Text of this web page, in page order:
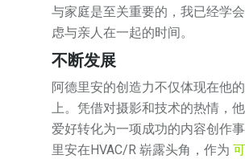
与家庭是至关重要的，我已经学
虑与亲人在一起的时间。
不断发展
阿德里安的创造力不仅体现在他
上。凭借对摄影和技术的热情，
爱好转化为一项成功的内容创作
里安在HVAC/R 崭露头角，作为